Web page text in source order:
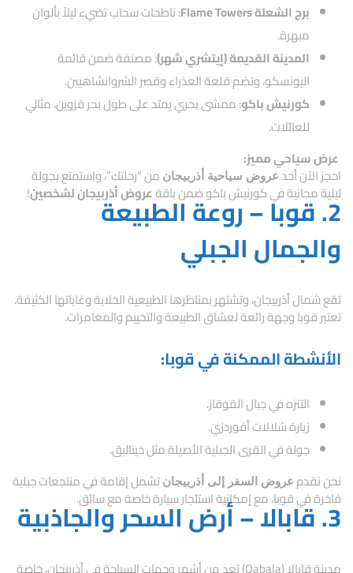
برج الشعلة Flame Towers
: ناطحات سحاب تضيء ليلاً بألوان
مبهرة.
المدينة القديمة (إيتشري شهر): مصنفة ضمن قائمة
اليونسكو، وتضم قلعة العذراء وقصر الشروانشاهيين.
كورنيش باكو: ممشى بحري يمتد على طول بحر قزوين، مثالي
للعائلات.
عرض سياحي مميز:
احجز الآن أحدعروض سياحية أذربيجان من “رحلتك”، واستمتع بجولة
ليلية مجانية في كورنيش باكو ضمن باقةعروض أذربيجان لشخصين! 2. قوبا – روعة الطبيعة
والجمال الجبلي
تقع شمال أذربيجان، وتشتهر بمناظرها الطبيعية الخلابة وغاباتها الكثيفة.
تعتبر قوبا وجهة رائعة لعشاق الطبيعة والتخييم والمغامرات.
الأنشطة الممكنة في قوبا:
التنزه في جبال القوقاز.
زيارة شلالات أفوردزي.
جولة في القرى الجبلية الأصيلة مثل خيناليق.
نحن نقدم عروض السفر إلى أذربيجان تشمل إقامة في منتجعات جبلية
فاخرة في قوبا، مع إمكانية استئجار سيارة خاصة مع سائق.
3. قابالا – أرض السحر والجاذبية
مدينة قابالا (Qabala) تعد من أشهر وجهات السياحة في أذربيجان، خاصة